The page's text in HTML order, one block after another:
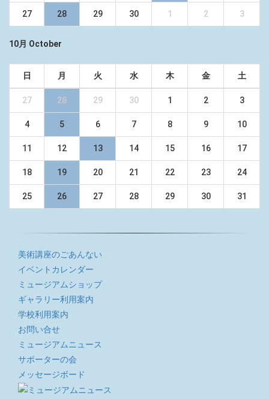
27 28 29 30 1 2 3
10月 October
日 月 火 水 木 金 土
27 28 29 30 1 2 3
4 5 6 7 8 9 10
11 12 13 14 15 16 17
18 19 20 21 22 23 24
25 26 27 28 29 30 31
美術講座のごあんない
イベントカレンダー
ミュージアムショップ
ギャラリー利用案内
学校利用案内
お問い合せ
ミュージアムニュース
サポーターの会
メッセージボード